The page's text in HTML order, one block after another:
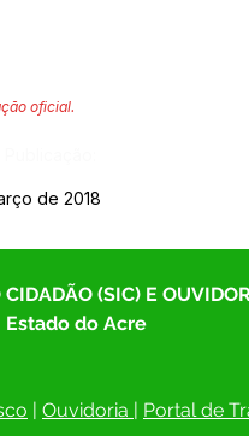
oficial.
de 2018
(SIC) E
do Acre
| Ouvidoria | Portal de